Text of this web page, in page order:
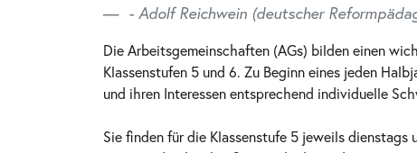
- Adolf Reichwein (deutscher
Die Arbeitsgemeinschaften (AGs) bilden einen
Klassenstufen 5 und 6. Zu Beginn eines jeden
und ihren Interessen entsprechend individuelle
Sie finden für die Klassenstufe 5 jeweils